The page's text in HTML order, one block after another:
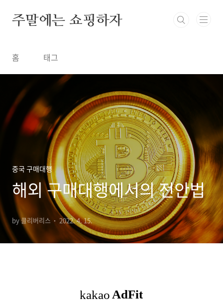
주말에는 쇼핑하자
홈 태그
중국 구매대행
해외 구매대행에서의 전안법
by 클리버리스 2022. 4. 15.